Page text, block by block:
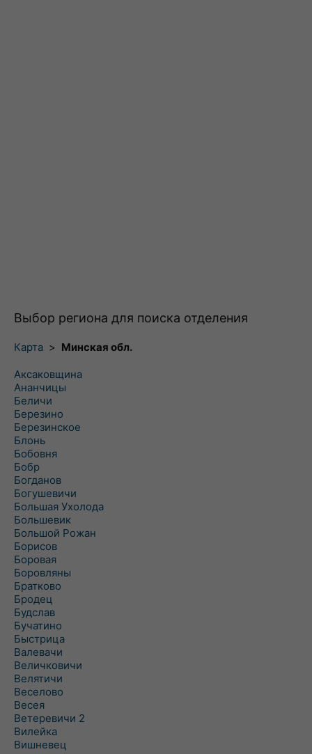
Выбор региона для поиска отделения
Карта > Минская обл.
Аксаковщина
Ананчицы
Беличи
Березино
Березинское
Блонь
Бобовня
Бобр
Богданов
Богушевичи
Большая Ухолода
Большевик
Большой Рожан
Борисов
Боровая
Боровляны
Братково
Бродец
Будслав
Бучатино
Быстрица
Валевачи
Величковичи
Велятичи
Веселово
Весея
Ветеревичи 2
Вилейка
Вишневец